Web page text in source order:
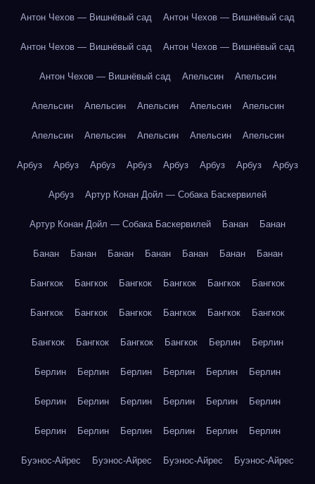
Антон Чехов — Вишнёвый сад Антон Чехов — Вишнёвый сад
Антон Чехов — Вишнёвый сад Антон Чехов — Вишнёвый сад
Антон Чехов — Вишнёвый сад Апельсин Апельсин
Апельсин Апельсин Апельсин Апельсин Апельсин
Апельсин Апельсин Апельсин Апельсин Апельсин
Арбуз Арбуз Арбуз Арбуз Арбуз Арбуз Арбуз Арбуз
Арбуз Артур Конан Дойл — Собака Баскервилей
Артур Конан Дойл — Собака Баскервилей Банан Банан
Банан Банан Банан Банан Банан Банан Банан
Бангкок Бангкок Бангкок Бангкок Бангкок Бангкок
Бангкок Бангкок Бангкок Бангкок Бангкок Бангкок
Бангкок Бангкок Бангкок Бангкок Берлин Берлин
Берлин Берлин Берлин Берлин Берлин Берлин
Берлин Берлин Берлин Берлин Берлин Берлин
Берлин Берлин Берлин Берлин Берлин Берлин
Буэнос-Айрес Буэнос-Айрес Буэнос-Айрес Буэнос-Айрес